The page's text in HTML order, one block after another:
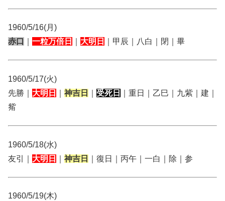
1960/5/16(月)
赤口
一粒万倍日 大明日 ｜甲辰｜八白｜閉｜畢
1960/5/17(火)
先勝｜ 大明日 神吉日 受死日
｜重日｜乙巳｜九紫｜建｜
觜
1960/5/18(水)
友引｜ 大明日 神吉日 ｜復日｜丙午｜一白｜除｜参
1960/5/19(木)